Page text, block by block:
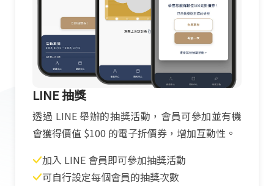
LINE 抽獎
透過 LINE 舉辦的抽獎活動，會員可參加並有機
會獲得價值 $100 的電子折價券，增加互動性。
加入 LINE 會員即可參加抽獎活動
可自行設定每個會員的抽獎次數